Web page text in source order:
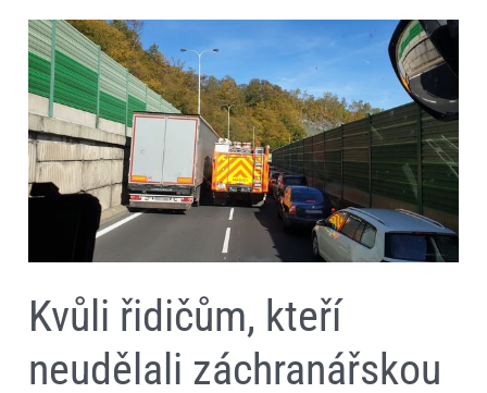
Kvůli řidičům, kteří
neudělali záchranářskou
Kvůli
řidičům,
kteří
neudělali
záchranářskou
uličku,
se
hasiči
nedostali
k
nehodě